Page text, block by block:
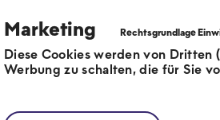
Marketing
Diese Cookies werden von
Werbung zu schalten, die für Sie